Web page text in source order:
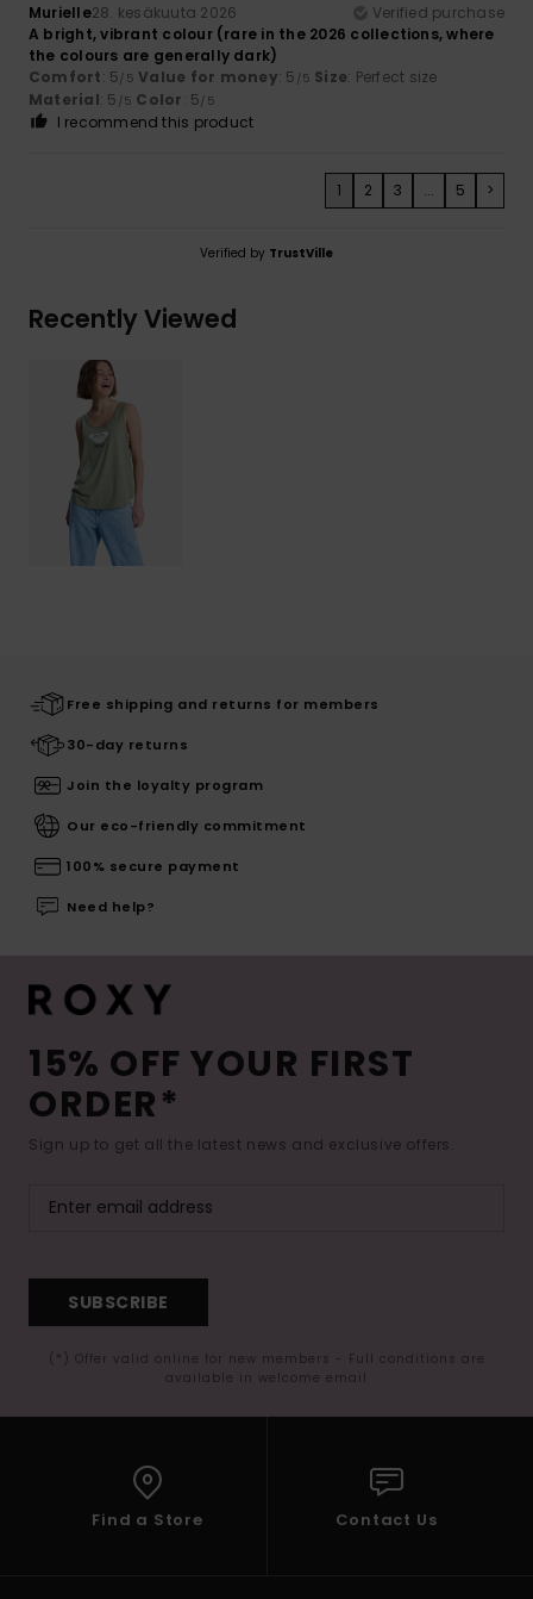
Murielle28. kesäkuuta 2026
Verified purchase
A bright, vibrant colour (rare in the 2026 collections, where
the colours are generally dark)
Comfort: 5/5 Value for money: 5 /5 Size: Perfect size
Material: 5 /5 Color: 5/5
I recommend this product
1 2 3 ... 5 >
Verified by TrustVille
Recently Viewed
Free shipping and returns for members
30-day returns
Join the loyalty program
Our eco-friendly commitment
100% secure payment
Need help?
15% OFF YOUR FIRST
ORDER*
Sign up to get all the latest news and exclusive offers.
SUBSCRIBE
(*) Offer valid online for new members - Full conditions are
available in welcome email
Find a Store Contact Us